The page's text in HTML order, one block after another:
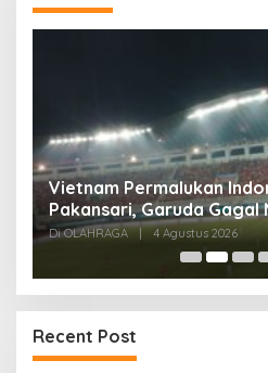
Vietnam Permalukan
Pakansari, Garuda
Kandang
Di OLAHRAGA 4 Agustus 2026
Recent Post